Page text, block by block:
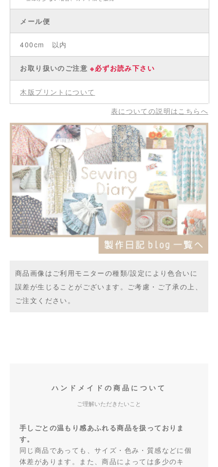
メール便
400cm 以内
お取り扱いのご注意※必ずお読み下さい
木版プリントについて
表についての説明はこちらへ
商品画像はご利用モニターの種類/設定により色合いに
誤差が生じることがございます。ご考慮・ご了承の上、
ご注文ください。
ハンドメイドの商品について
ご理解いただきたいこと
手しごとの温もり感あふれる商品を扱っておりま
す。
同じ商品であっても、サイズ・色み・質感などに個
体差があります。また、商品によっては多少のキ